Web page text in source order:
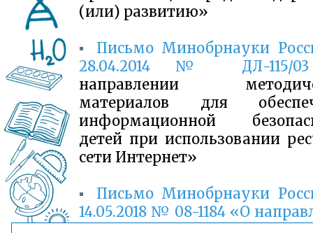
(или) развитию»
▪ Письмо Минобрнауки
28.04.2014 № ДЛ-115/03
направлении
материалов для
информационной
детей при использовании
сети Интернет»
▪ Письмо Минобрнауки
14.05.2018 № 08-1184 «О